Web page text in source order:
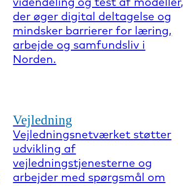
videndeling og test af modeller,
der øger digital deltagelse og
mindsker barrierer for læring,
arbejde og samfundsliv i
Norden.
Vejledning
Vejledningsnetværket støtter
udvikling af
vejledningstjenesterne og
arbejder med spørgsmål om